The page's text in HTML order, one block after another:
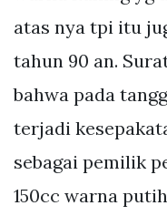
atas nya tpi itu
tahun 90 an.
bahwa pada
terjadi
sebagai pemilik
150cc warna